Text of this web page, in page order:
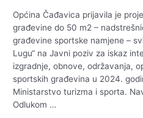
Općina Čađavica prijavila je
građevine do 50 m2 –
građevine sportske namjene –
Lugu“ na Javni poziv za iskaz
izgradnje, obnove, održavanja,
sportskih građevina u 2024.
Ministarstvo turizma i sporta.
Odlukom …